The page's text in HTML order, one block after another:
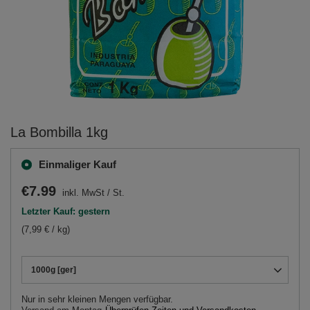
La Bombilla 1kg
Einmaliger Kauf
1000g [ger]
Nur in sehr kleinen Mengen verfügbar
€7.99 inkl. MwSt / St.
Letzter Kauf: gestern
(7,99 € / kg)